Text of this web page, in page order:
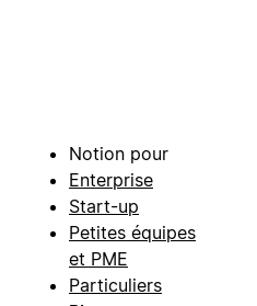
Notion pour
Enterprise
Start-up
Petites équipes
et PME
Particuliers